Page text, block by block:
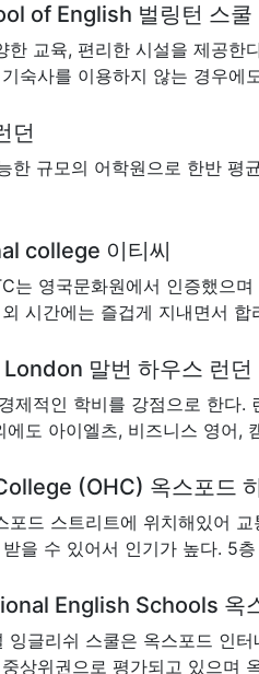
of English 벌링턴 스쿨
한 교육, 편리한 시설을 제공
숙사를 이용하지 않는 경우에
던
한 규모의 어학원으로 한반 평
college 이티씨
는 영국문화원에서 인증했으
시간에는 즐겁게 지내면서
말번 하우스 런던
제적인 학비를 강점으로 한다.
도 아이엘츠, 비즈니스 영어,
(OHC) 옥스포드
포드 스트리트에 위치해있어
을 수 있어서 인기가 높다. 5
English Schools 옥
잉글리쉬 스쿨은 옥스포드 인
상위권으로 평가되고 있으며